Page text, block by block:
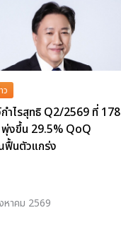
ว
ำไรสุทธิ Q2/2569 ที่ 178
พุ่งขึ้น 29.5% QoQ
นตัวแกร่ง
หาคม 2569